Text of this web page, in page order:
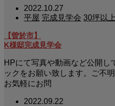
2022.10.27
平屋 完成見学会 30坪以
【曽於市】
K様邸完成見学会
HPにて写真や動画など公開し
ックをお願い致します。ご不
お気軽にお問
2022.09.22